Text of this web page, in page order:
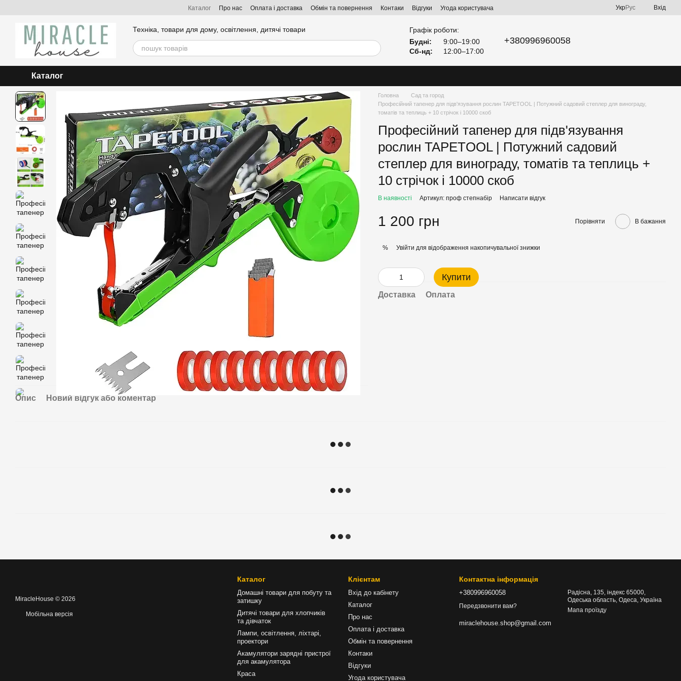
Каталог Про нас Оплата і доставка Обмін та повернення Контаки Відгуки Угода користувача УкрРус Вхід
Техніка, товари для дому, освітлення, дитячі товари
Графік роботи:
Будні:
9:00–19:00
Сб-нд:
12:00–17:00
+380996960058
Каталог
Опис Новий відгук або коментар
Головна
Сад та город
Професійний тапенер для підв'язування рослин TAPETOOL | Потужний садовий степлер для винограду,
томатів та теплиць + 10 стрічок і 10000 скоб
Професійний тапенер для підв'язування
рослин TAPETOOL | Потужний садовий
степлер для винограду, томатів та теплиць +
10 стрічок і 10000 скоб
В наявності Артикул: проф степнабір Написати відгук
1 200 грн Порівняти В бажання
% Увійти для відображення накопичувальної знижки
Купити
Доставка Оплата
MiracleHouse © 2026
Мобільна версія
Каталог
Домашні товари для побуту та
затишку
Дитячі товари для хлопчиків
та дівчаток
Лампи, освітлення, ліхтарі,
проектори
Акамулятори зарядні пристрої
для акамулятора
Краса
Клієнтам
Вхід до кабінету
Каталог
Про нас
Оплата і доставка
Обмін та повернення
Контаки
Відгуки
Угода користувача
Контактна інформація
+380996960058
Передзвонити вам?
miraclehouse.shop@gmail.com
Радісна, 135, індекс 65000,
Одеська область, Одеса, Україна
Мапа проїзду